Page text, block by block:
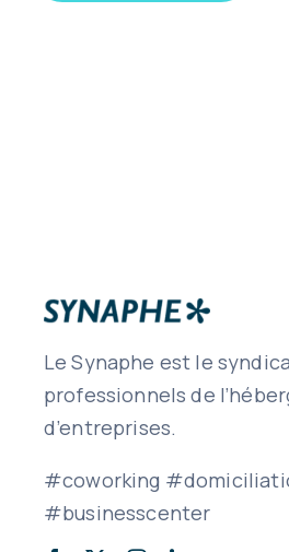
Le Synaphe est le
professionnels de
d’entreprises.
#coworking
#businesscenter